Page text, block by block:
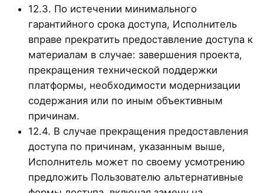
12.3. По истечении минимального
гарантийного срока доступа, Исполнитель
вправе прекратить предоставление доступа к
материалам в случае: завершения проекта,
прекращения технической поддержки
платформы, необходимости модернизации
содержания или по иным объективным
причинам.
12.4. В случае прекращения предоставления
доступа по причинам, указанным выше,
Исполнитель может по своему усмотрению
предложить Пользователю альтернативные